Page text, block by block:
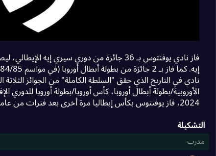
0
فاز نادي يوفنتوس بـ 36 جائزة من دوري سيري إيه
نادي في التاريخ الذي حقق "السلطة الكاملة" من الجوائز الثلاثة
2024، فاز يوفنتوس بكأس إيطاليا مرة أخرى بعد فترات من عامين.
التشكيلة
مدرب